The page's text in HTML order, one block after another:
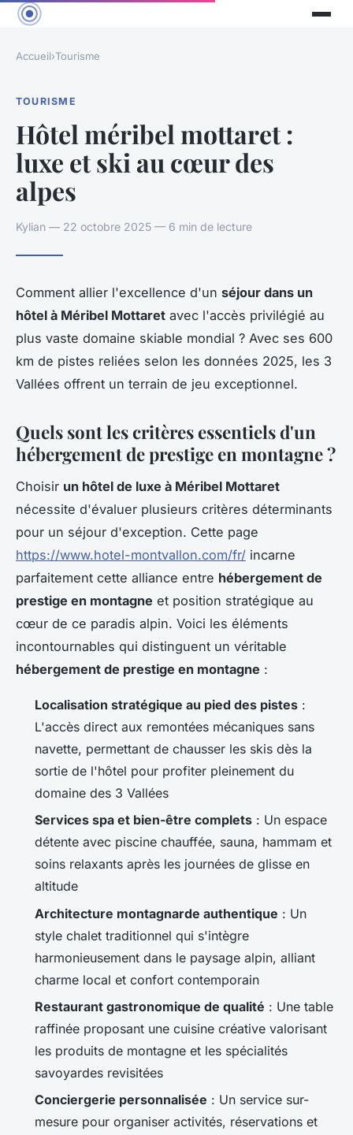
Accueil›Tourisme
TOURISME
Hôtel méribel mottaret :
luxe et ski au cœur des
alpes
Kylian — 22 octobre 2025 — 6 min de lecture
Comment allier l'excellence d'un séjour dans un
hôtel à Méribel Mottaret avec l'accès privilégié au
plus vaste domaine skiable mondial ? Avec ses 600
km de pistes reliées selon les données 2025, les 3
Vallées offrent un terrain de jeu exceptionnel.
Quels sont les critères essentiels d'un
hébergement de prestige en montagne ?
Choisir un hôtel de luxe à Méribel Mottaret
nécessite d'évaluer plusieurs critères déterminants
pour un séjour d'exception. Cette page
https://www.hotel-montvallon.com/fr/ incarne
parfaitement cette alliance entre hébergement de
prestige en montagne et position stratégique au
cœur de ce paradis alpin. Voici les éléments
incontournables qui distinguent un véritable
hébergement de prestige en montagne :
Localisation stratégique au pied des pistes :
L'accès direct aux remontées mécaniques sans
navette, permettant de chausser les skis dès la
sortie de l'hôtel pour profiter pleinement du
domaine des 3 Vallées
Services spa et bien-être complets : Un espace
détente avec piscine chauffée, sauna, hammam et
soins relaxants après les journées de glisse en
altitude
Architecture montagnarde authentique : Un
style chalet traditionnel qui s'intègre
harmonieusement dans le paysage alpin, alliant
charme local et confort contemporain
Restaurant gastronomique de qualité : Une table
raffinée proposant une cuisine créative valorisant
les produits de montagne et les spécialités
savoyardes revisitées
Conciergerie personnalisée : Un service sur-
mesure pour organiser activités, réservations et